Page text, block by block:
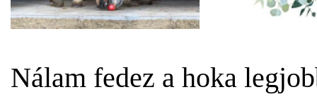
Nálam fedez a hoka